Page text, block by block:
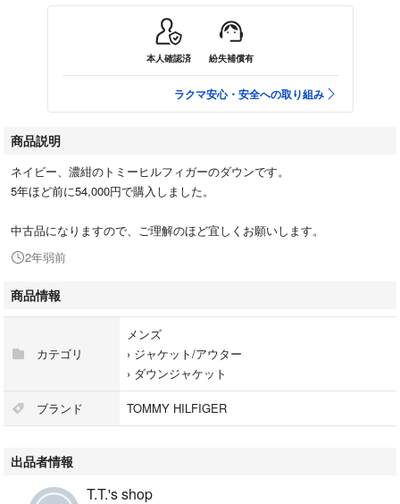
本人確認済 紛失補償有
ラクマ安心・安全への取り組み
商品説明
ネイビー、濃紺のトミーヒルフィガーのダウンです。
5年ほど前に54,000円で購入しました。
中古品になりますので、ご理解のほど宜しくお願いします。
2年弱前
商品情報
カテゴリ
メンズ
› ジャケット/アウター
› ダウンジャケット
ブランド TOMMY HILFIGER
出品者情報
T.T.'s shop